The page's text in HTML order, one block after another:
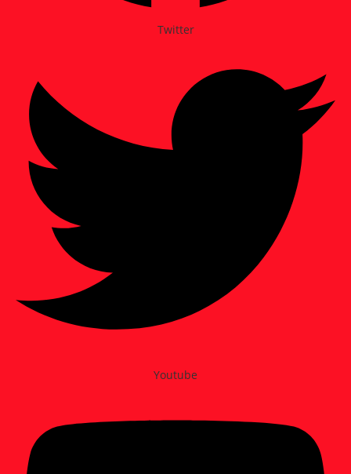
Twitter
Youtube